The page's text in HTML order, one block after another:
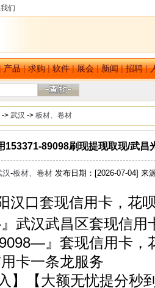
们
产品|求购|软件|展会|新闻|招聘|
-> 武汉 -> 板材、卷材
153371-89098刷现提现取现/武昌
汉-板材、卷材 发布日期：[2026-07-04] 来
汉口套现信用卡，花
武汉武昌区套现信用
—』套现信用卡，
卡一条龙服务
】【大额无忧提分秒